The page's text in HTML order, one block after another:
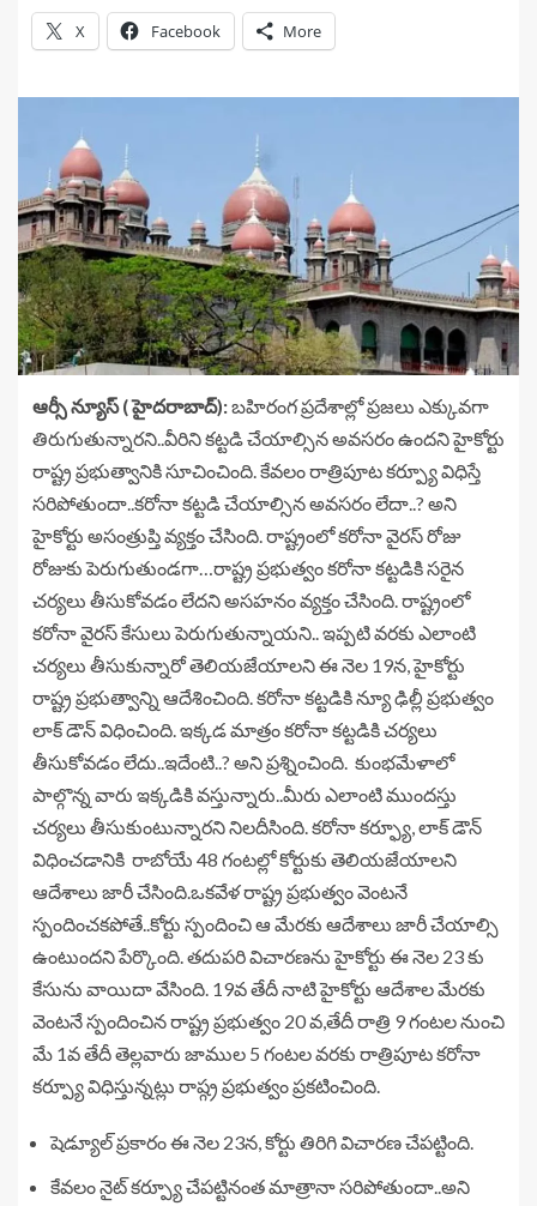
X Facebook More
ఆర్సీ న్యూస్ ( హైదరాబాద్):బహిరంగ ప్రదేశాల్లో ప్రజలు ఎక్కువగా
తిరుగుతున్నారని..వీరిని కట్టడి చేయాల్సిన అవసరం ఉందని హైకోర్టు
రాష్ట్ర ప్రభుత్వానికి సూచించింది. కేవలం రాత్రిపూట కర్ప్యూ విధిస్తే
సరిపోతుందా..కరోనా కట్టడి చేయాల్సిన అవసరం లేదా..? అని
హైకోర్టు అసంత్రుప్తి వ్యక్తం చేసింది. రాష్ట్రంలో కరోనా వైరస్ రోజు
రోజుకు పెరుగుతుండగా…రాష్ట్ర ప్రభుత్వం కరోనా కట్టడికి సరైన
చర్యలు తీసుకోవడం లేదని అసహనం వ్యక్తం చేసింది. రాష్ట్రంలో
కరోనా వైరస్ కేసులు పెరుగుతున్నాయని.. ఇప్పటి వరకు ఎలాంటి
చర్యలు తీసుకున్నారో తెలియజేయాలని ఈ నెల 19న, హైకోర్టు
రాష్ట్ర ప్రభుత్వాన్ని ఆదేశించింది. కరోనా కట్టడికి న్యూ ఢిల్లీ ప్రభుత్వం
లాక్ డౌన్ విధించింది. ఇక్కడ మాత్రం కరోనా కట్టడికి చర్యలు
తీసుకోవడం లేదు..ఇదేంటి..? అని ప్రశ్నించింది. కుంభమేళాలో
పాల్గొన్న వారు ఇక్కడికి వస్తున్నారు..మీరు ఎలాంటి ముందస్తు
చర్యలు తీసుకుంటున్నారని నిలదీసింది. కరోనా కర్ఫ్యూ, లాక్ డౌన్
విధించడానికి రాబోయే 48 గంటల్లో కోర్టుకు తెలియజేయాలని
ఆదేశాలు జారీ చేసింది.ఒకవేళ రాష్ట్ర ప్రభుత్వం వెంటనే
స్పందించకపోతే..కోర్టు స్పందించి ఆ మేరకు ఆదేశాలు జారీ చేయాల్సి
ఉంటుందని పేర్కొంది. తదుపరి విచారణను హైకోర్టు ఈ నెల 23 కు
కేసును వాయిదా వేసింది. 19వ తేదీ నాటి హైకోర్టు ఆదేశాల మేరకు
వెంటనే స్పందించిన రాష్ట్ర ప్రభుత్వం 20 వ,తేదీ రాత్రి 9 గంటల నుంచి
మే 1వ తేదీ తెల్లవారు జాముల 5 గంటల వరకు రాత్రిపూట కరోనా
కర్ప్యూ విధిస్తున్నట్లు రాష్గ్ర ప్రభుత్వం ప్రకటించింది.
షెడ్యూల్ ప్రకారం ఈ నెల 23న, కోర్టు తిరిగి విచారణ చేపట్టింది.
కేవలం నైట్ కర్ప్యూ చేపట్టినంత మాత్రానా సరిపోతుందా..అని